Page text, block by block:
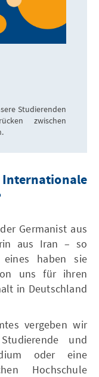
Studierenden
zwischen
nternationale
Germanist aus
aus Iran – so
eines haben sie
uns für ihren
in Deutschland
vergeben wir
und
oder eine
Hochschule